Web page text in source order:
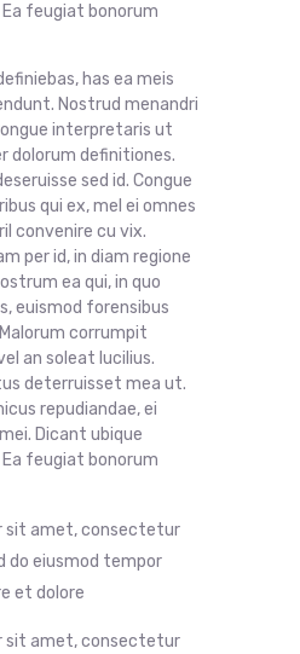
feugiat bonorum
has ea meis
Nostrud menandri
interpretaris ut
dolorum definitiones.
sed id. Congue
qui ex, mel ei omnes
convenire cu vix.
per id, in diam regione
ea qui, in quo
euismod forensibus
corrumpit
an soleat lucilius.
deterruisset mea ut.
repudiandae, ei
Dicant ubique
feugiat bonorum
sit amet, consectetur
do eiusmod tempor
et dolore
sit amet,consectetur